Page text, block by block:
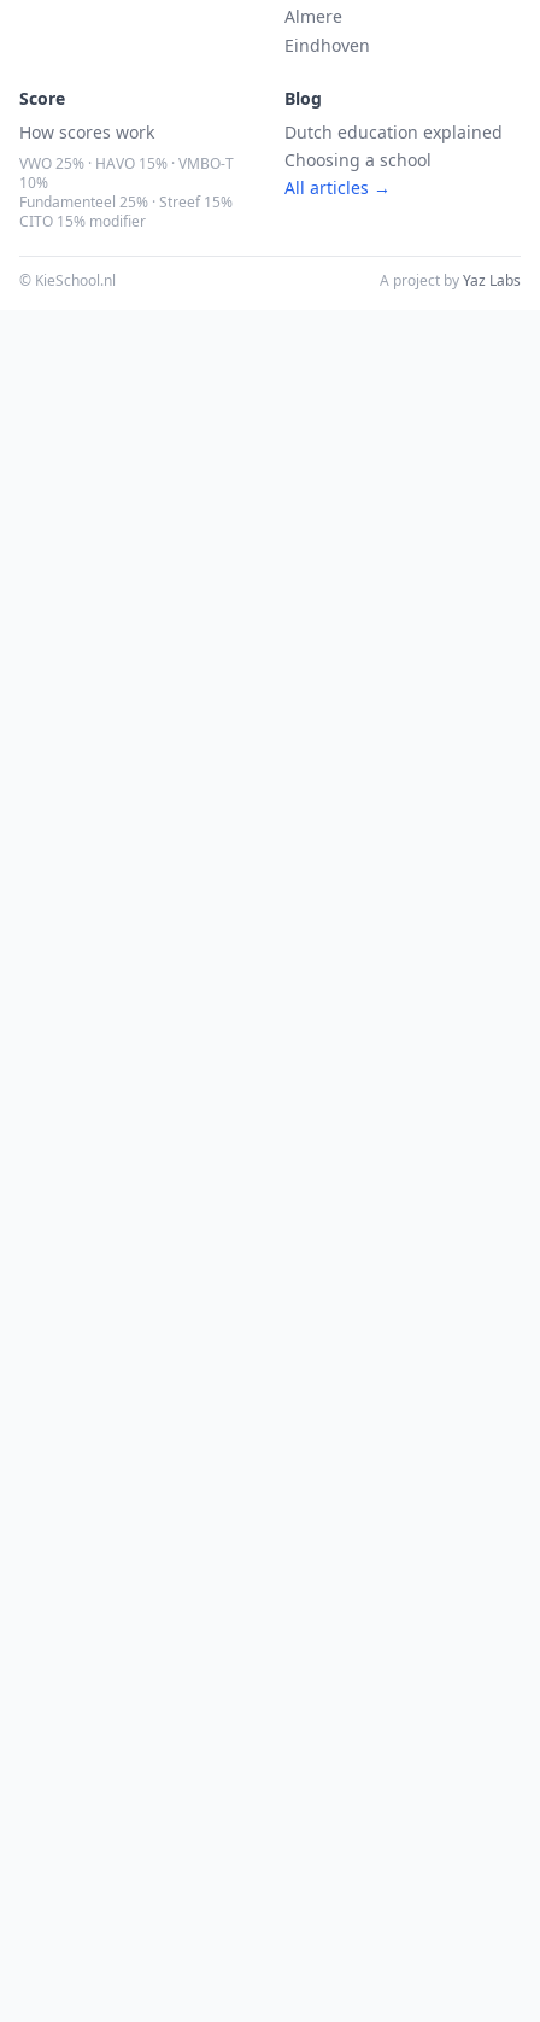
Almere
Eindhoven
Score
How scores work
VWO 25% · HAVO 15% · VMBO-T
10%
Fundamenteel 25% · Streef 15%
CITO 15% modifier
Blog
Dutch education explained
Choosing a school
All articles →
© KieSchool.nl A project byYaz Labs